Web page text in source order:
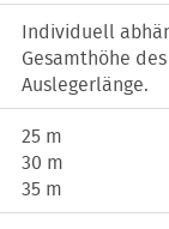
Individuell
Gesamthöhe
Auslegerlänge.
25 m
30 m
35 m